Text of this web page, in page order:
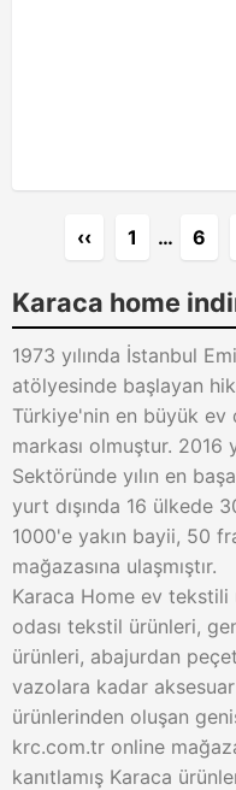
‹‹ 1 … 6
Karaca home
1973 yılında İstanbul
atölyesinde başlayan
Türkiye'nin en büyük
markası olmuştur. 2016
Sektöründe yılın en
yurt dışında 16 ülkede
1000'e yakın bayii, 50
mağazasına ulaşmıştır.
Karaca Home ev
odası tekstil ürünleri,
ürünleri, abajurdan
vazolara kadar
ürünlerinden oluşan
krc.com.tr online
kanıtlamış Karaca